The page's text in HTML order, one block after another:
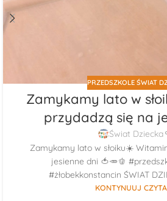
PRZEDSZKOLE ŚWIAT
Zamykamy lato w
przydadzą się na
Świat Dziecka
Zamykamy lato w słoiku☀️
jesienne dni 🍅🥕🫑
#żłobekkonstancin ŚWIAT
KONTYNUUJ